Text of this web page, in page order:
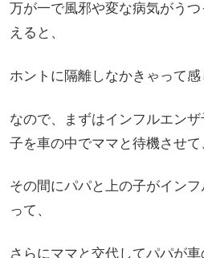
万が一で風邪や変な病気がう
えると、
ホントに隔離しなかきゃって感
なので、まずはインフルエン
子を車の中でママと待機させて
その間にパパと上の子がイン
って、
さらにママと交代してパパが